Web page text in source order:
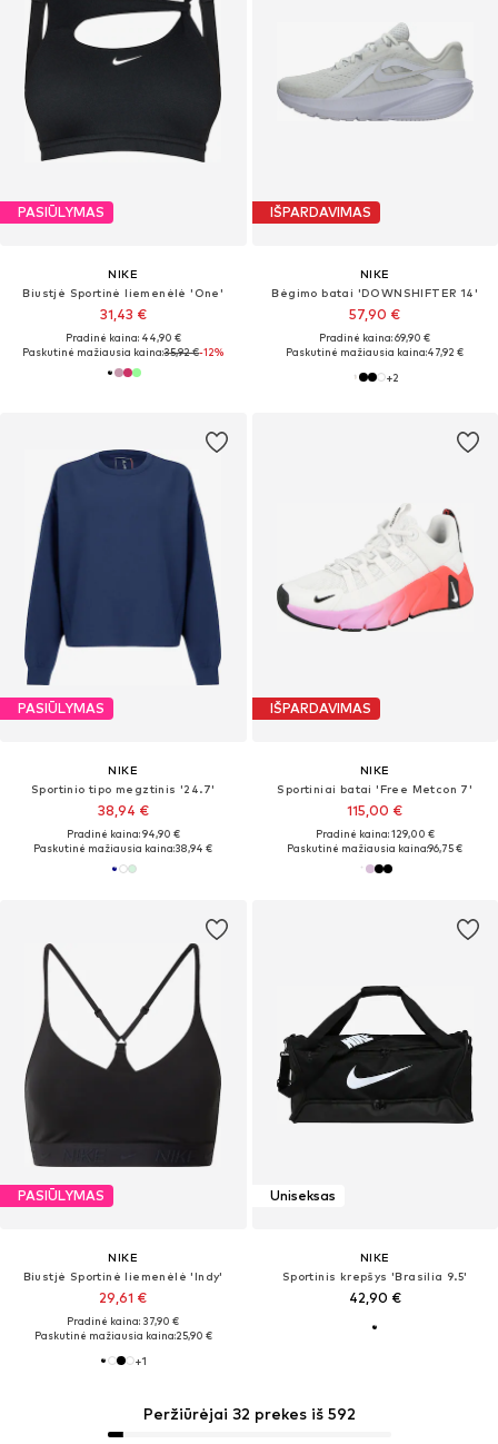
PASIŪLYMAS
NIKE
Biustjė Sportinė liemenėlė 'One'
31,43 €
Pradinė kaina: 44,90 €
Paskutinė mažiausia kaina:35,92 €-12%
IŠPARDAVIMAS
NIKE
Bėgimo batai 'DOWNSHIFTER 14'
57,90 €
Pradinė kaina: 69,90 €
Paskutinė mažiausia kaina:47,92 €
+2
PASIŪLYMAS
NIKE
Sportinio tipo megztinis '24.7'
38,94 €
Pradinė kaina: 94,90 €
Paskutinė mažiausia kaina:38,94 €
IŠPARDAVIMAS
NIKE
Sportiniai batai 'Free Metcon 7'
115,00 €
Pradinė kaina: 129,00 €
Paskutinė mažiausia kaina:96,75 €
PASIŪLYMAS
NIKE
Biustjė Sportinė liemenėlė 'Indy'
29,61 €
Pradinė kaina: 37,90 €
Paskutinė mažiausia kaina:25,90 €
+1
Uniseksas
NIKE
Sportinis krepšys 'Brasilia 9.5'
42,90 €
Peržiūrėjai 32 prekes iš 592